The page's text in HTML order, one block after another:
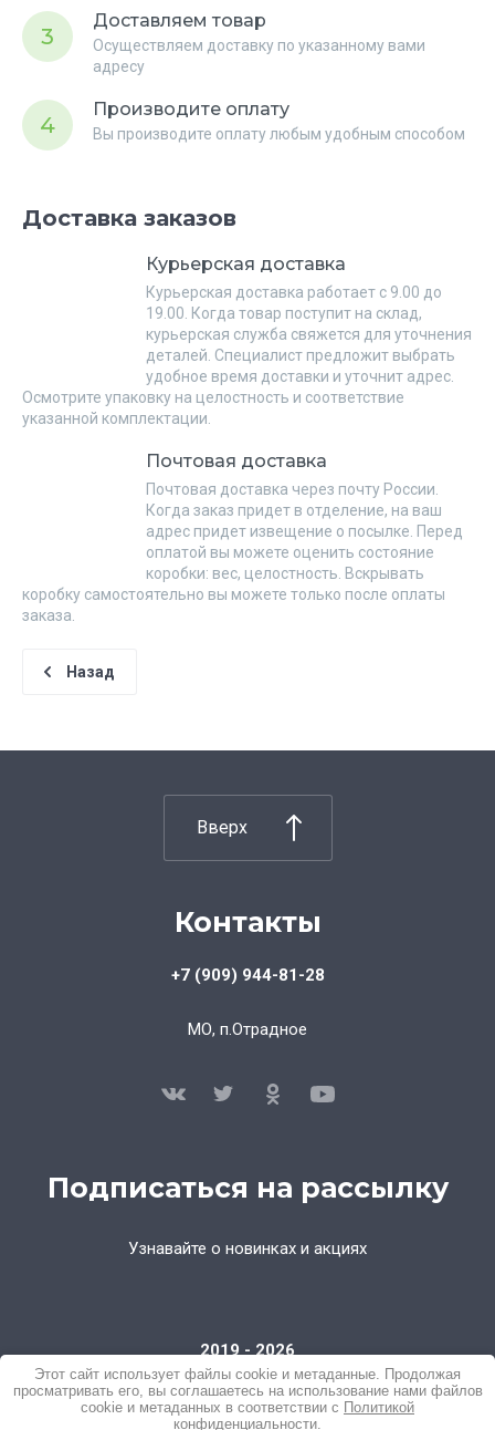
3
Доставляем товар
Осуществляем доставку по указанному вами
адресу
4
Производите оплату
Вы производите оплату любым удобным способом
Доставка заказов
Курьерская доставка
Курьерская доставка работает с 9.00 до
19.00. Когда товар поступит на склад,
курьерская служба свяжется для уточнения
деталей. Специалист предложит выбрать
удобное время доставки и уточнит адрес.
Осмотрите упаковку на целостность и соответствие
указанной комплектации.
Почтовая доставка
Почтовая доставка через почту России.
Когда заказ придет в отделение, на ваш
адрес придет извещение о посылке. Перед
оплатой вы можете оценить состояние
коробки: вес, целостность. Вскрывать
коробку самостоятельно вы можете только после оплаты
заказа.
Назад
Вверх
2019 - 2026
Политика конфиденциальности
Контакты
+7 (909) 944-81-28
МО, п.Отрадное
Подписаться на рассылку
Узнавайте о новинках и акциях
Этот сайт использует файлы cookie и метаданные. Продолжая
просматривать его, вы соглашаетесь на использование нами файлов
cookie и метаданных в соответствии с Политикой
конфиденциальности.